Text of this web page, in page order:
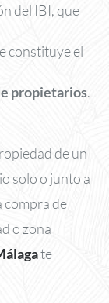
del IBI, que
constituye el
propietarios.
de un
solo o junto a
compra de
o zona
te